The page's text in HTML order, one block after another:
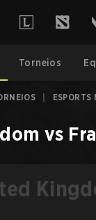
Torneios
ESPORTS
vs